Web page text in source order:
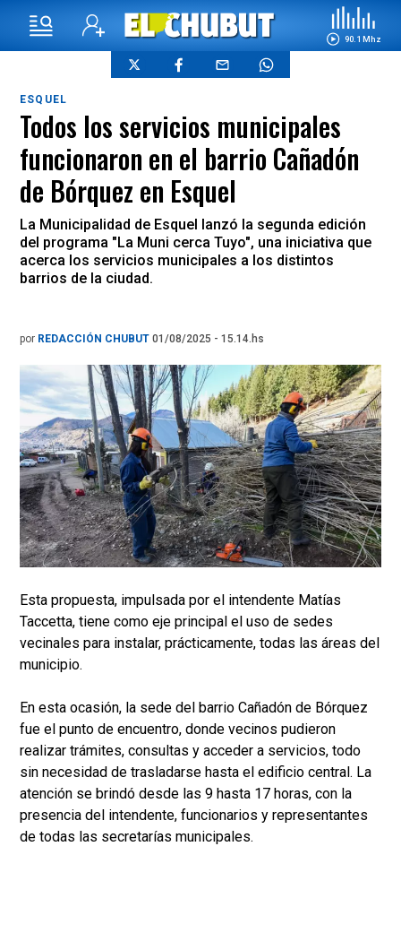
90.1 Mhz
ESQUEL
Todos los servicios municipales
funcionaron en el barrio Cañadón
de Bórquez en Esquel
La Municipalidad de Esquel lanzó la segunda edición
del programa "La Muni cerca Tuyo", una iniciativa que
acerca los servicios municipales a los distintos
barrios de la ciudad.
por REDACCIÓN CHUBUT 01/08/2025 - 15.14.hs
Esta propuesta, impulsada por el intendente Matías
Taccetta, tiene como eje principal el uso de sedes
vecinales para instalar, prácticamente, todas las áreas del
municipio.
En esta ocasión, la sede del barrio Cañadón de Bórquez
fue el punto de encuentro, donde vecinos pudieron
realizar trámites, consultas y acceder a servicios, todo
sin necesidad de trasladarse hasta el edificio central. La
atención se brindó desde las 9 hasta 17 horas, con la
presencia del intendente, funcionarios y representantes
de todas las secretarías municipales.